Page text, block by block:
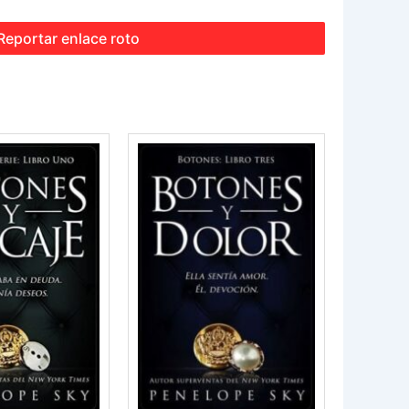
enlace roto